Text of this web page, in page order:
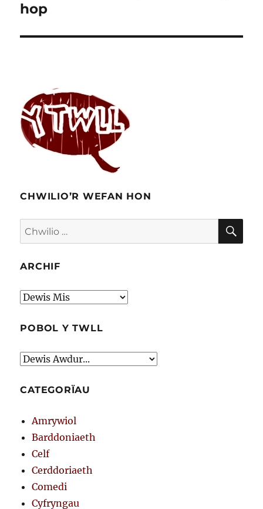
nesaf:
hop
CHWILIO’R WEFAN HON
Chwilio
am:
ARCHIF
Archif
POBOL Y TWLL
CATEGORÏAU
Amrywiol
Barddoniaeth
Celf
Cerddoriaeth
Comedi
Cyfryngau